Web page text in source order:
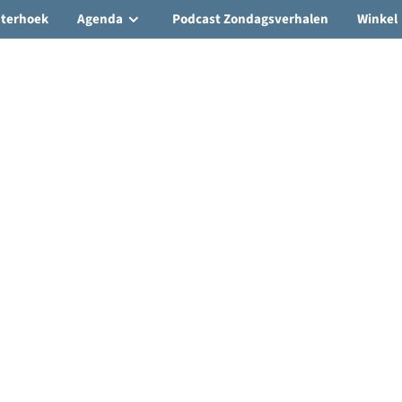
Agenda Podcast Zondagsverhalen Winkel